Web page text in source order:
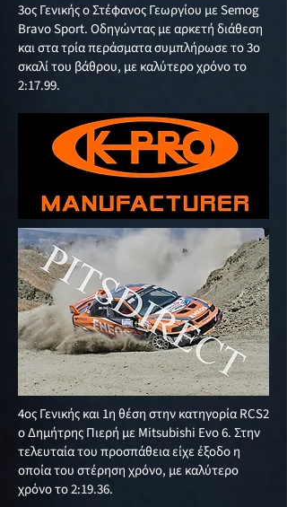
3ος Γενικής ο Στέφανος Γεωργίου με Semog
Bravo Sport. Οδηγώντας με αρκετή διάθεση
και στα τρία περάσματα συμπλήρωσε το 3ο
σκαλί του βάθρου, με καλύτερο χρόνο το
2:17.99.
4ος Γενικής και 1η θέση στην κατηγορία RCS2
ο Δημήτρης Πιερή με Mitsubishi Evo 6. Στην
τελευταία του προσπάθεια είχε έξοδο η
οποία του στέρηση χρόνο, με καλύτερο
χρόνο το 2:19.36.